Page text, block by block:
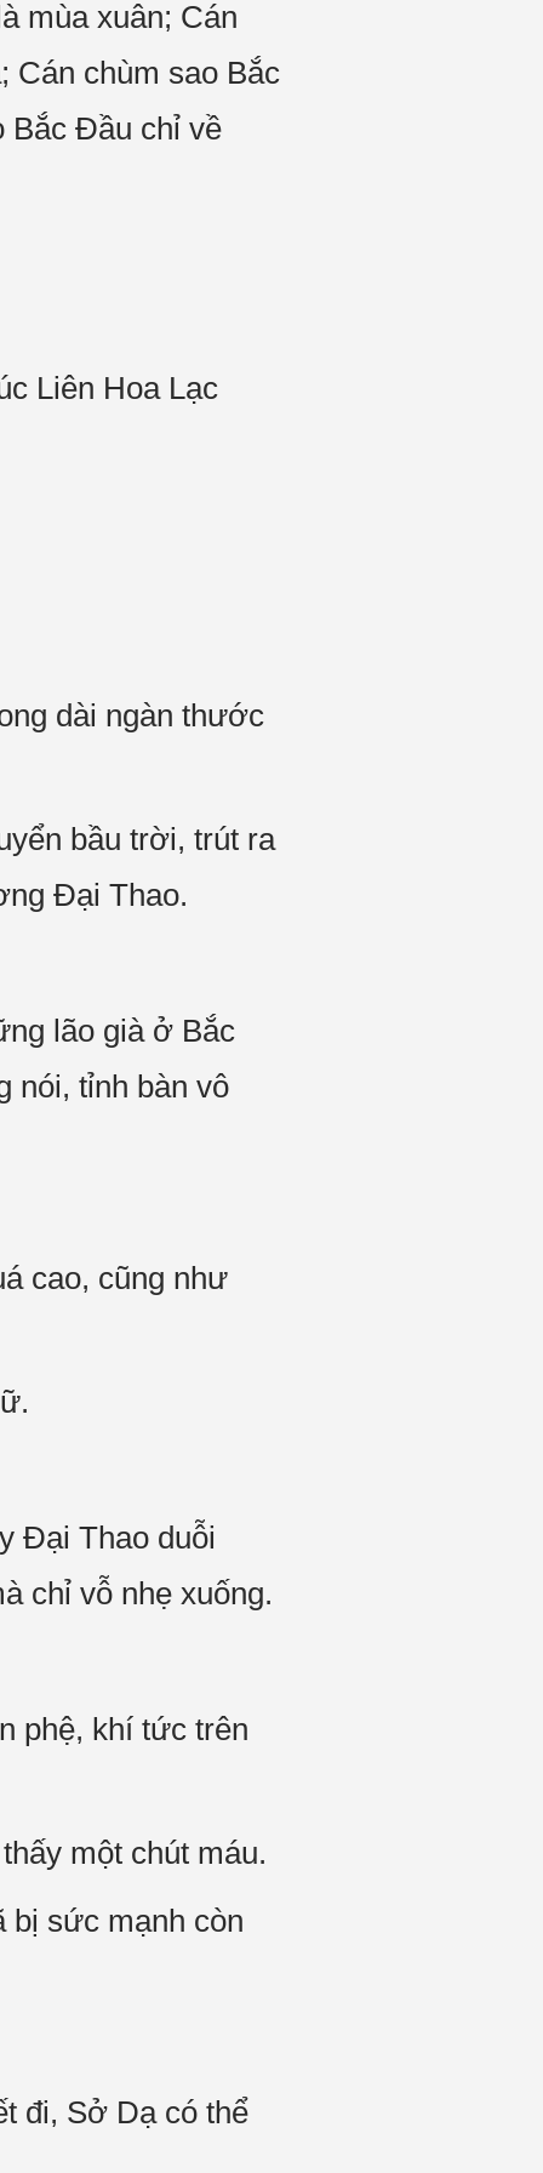
mùa xuân; Cán
Cán chùm sao Bắc
Bắc Đầu chỉ về
Liên Hoa Lạc
dài ngàn thước
bầu trời, trút ra
Đại Thao.
lão già ở Bắc
nói, tỉnh bàn vô
cao, cũng như
Đại Thao duỗi
chỉ vỗ nhẹ xuống.
phệ, khí tức trên
một chút máu.
bị sức mạnh còn
đi, Sở Dạ có thể